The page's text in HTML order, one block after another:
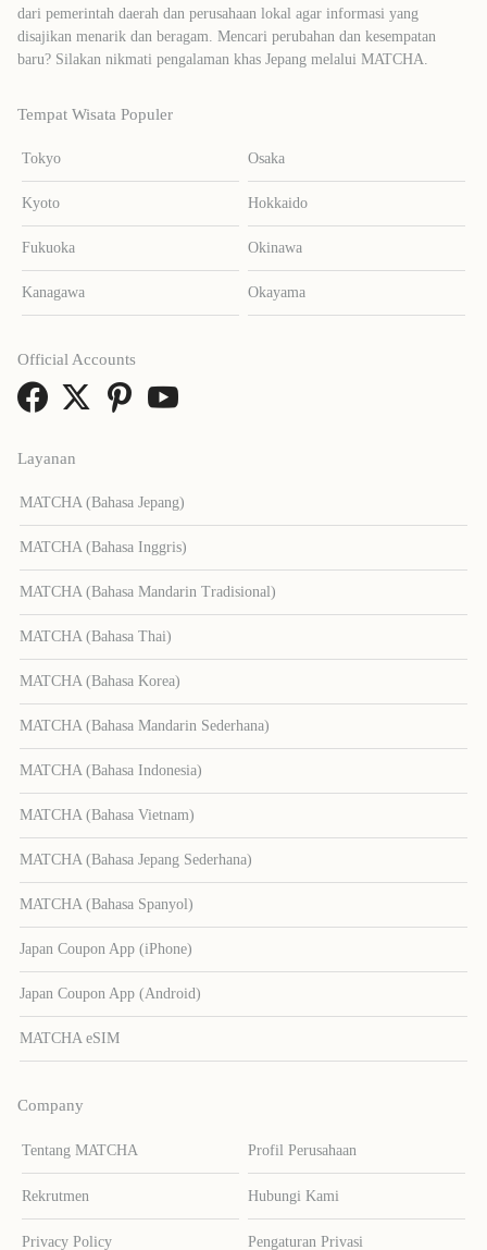
dari pemerintah daerah dan perusahaan lokal agar informasi yang
disajikan menarik dan beragam. Mencari perubahan dan kesempatan
baru? Silakan nikmati pengalaman khas Jepang melalui MATCHA.
Tempat Wisata Populer
Tokyo Osaka
Kyoto Hokkaido
Fukuoka Okinawa
Kanagawa Okayama
Layanan
MATCHA (Bahasa Jepang)
MATCHA (Bahasa Inggris)
MATCHA (Bahasa Mandarin Tradisional)
MATCHA (Bahasa Thai)
MATCHA (Bahasa Korea)
MATCHA (Bahasa Mandarin Sederhana)
MATCHA (Bahasa Indonesia)
MATCHA (Bahasa Vietnam)
MATCHA (Bahasa Jepang Sederhana)
MATCHA (Bahasa Spanyol)
Japan Coupon App (iPhone)
Japan Coupon App (Android)
MATCHA eSIM
Company
Tentang MATCHA Profil Perusahaan
Rekrutmen Hubungi Kami
Privacy Policy Pengaturan Privasi
Official Accounts